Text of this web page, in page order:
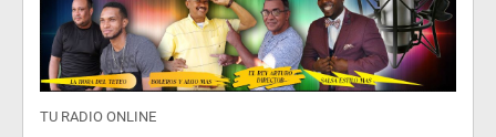
TU RADIO ONLINE